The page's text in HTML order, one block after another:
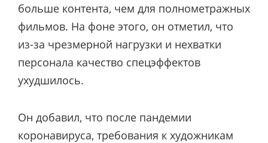
больше контента, чем для полнометражных
фильмов. На фоне этого, он отметил, что
из-за чрезмерной нагрузки и нехватки
персонала качество спецэффектов
ухудшилось.
Он добавил, что после пандемии
коронавируса, требования к художникам